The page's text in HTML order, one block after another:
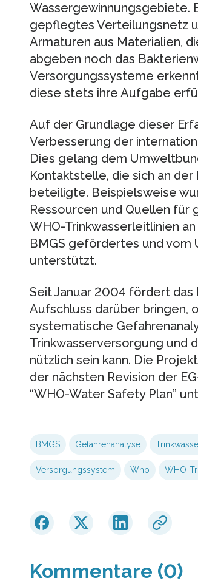
Wassergewinnungsgebiete.
gepflegtes Verteilungsnetz
Armaturen aus Materialien,
abgeben noch das
Versorgungssysteme
diese stets ihre Aufgabe
Auf der Grundlage dieser
Verbesserung der
Dies gelang dem
Kontaktstelle, die sich an
beteiligte. Beispielsweise
Ressourcen und Quellen für
WHO-Trinkwasserleitlinien
BMGS gefördertes und vom
unterstützt.
Seit Januar 2004 fördert das
Aufschluss darüber bringen,
systematische
Trinkwasserversorgung und
nützlich sein kann. Die
der nächsten Revision der
“WHO-Water Safety Plan”
BMGS Gefahrenanalyse
Versorgungssystem Who WHO-
Kommentare (0)